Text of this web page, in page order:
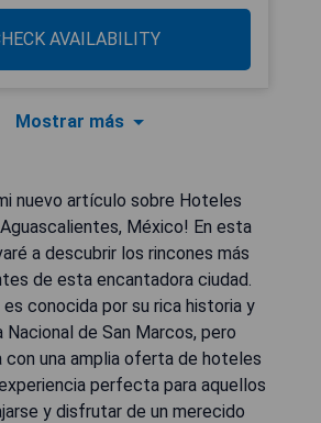
AVAILABILITY
Mostrar más
nuevo artículo sobre Hoteles
México! En esta
a descubrir los rincones más
de esta encantadora ciudad.
conocida por su rica historia y
Nacional de San Marcos, pero
con una amplia oferta de hoteles
perfecta para aquellos
y disfrutar de un merecido